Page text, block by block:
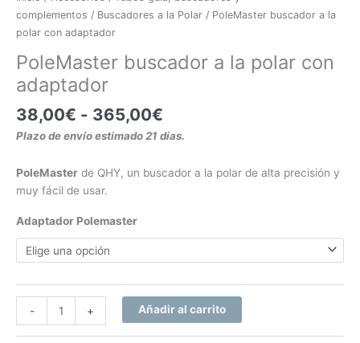
complementos / Buscadores a la Polar / PoleMaster buscador a la
polar con adaptador
PoleMaster buscador a la polar con
adaptador
38,00€ - 365,00€
Plazo de envío estimado 21 días.
PoleMaster de QHY, un buscador a la polar de alta precisión y
muy fácil de usar.
Adaptador Polemaster
- + Añadir al carrito